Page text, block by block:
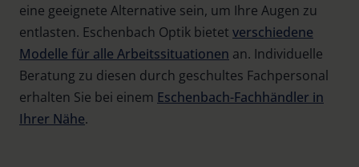
eine geeignete Alternative sein, um Ihre Augen zu
entlasten. Eschenbach Optik bietet verschiedene
Modelle für alle Arbeitssituationen an. Individuelle
Beratung zu diesen durch geschultes Fachpersonal
erhalten Sie bei einem Eschenbach-Fachhändler in
Ihrer Nähe.